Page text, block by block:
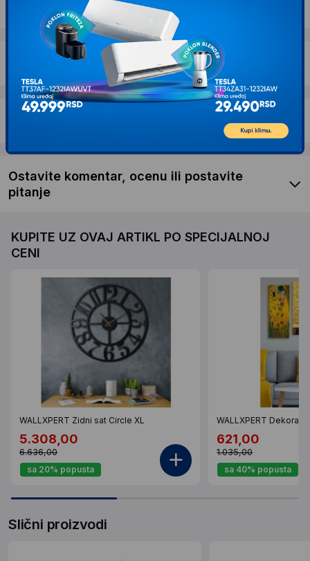
Dostava i povrat
Garancija
Ostavite komentar, ocenu ili postavite
pitanje
KUPITE UZ OVAJ ARTIKL PO SPECIJALNOJ
CENI
WALLXPERT Zidni sat Circle XL
5.308,00
6.636,00
sa 20% popusta
WALLXPERT
621,00
1.035,00
sa 40% popusta
Slični proizvodi